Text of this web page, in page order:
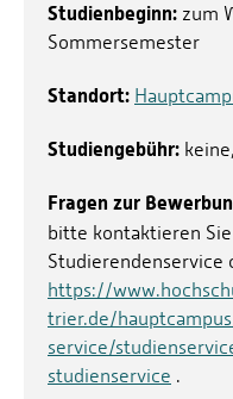
Studienbeginn: zum
Sommersemester
Standort:
Studiengebühr:
Fragen zur
bitte kontaktieren Sie
Studierendenservice
https://
trier.de/
service/
studienservice .